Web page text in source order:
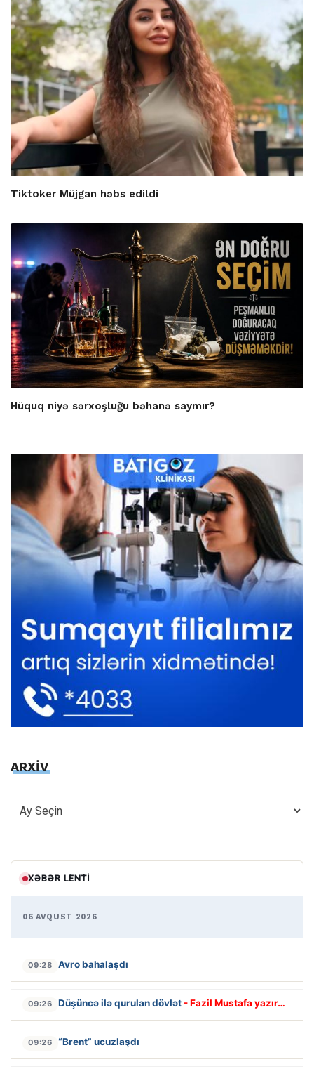
Tiktoker Müjgan həbs edildi
Hüquq niyə sərxoşluğu bəhanə saymır?
ARXİV
ARXİV
XƏBƏR LENTI
06 AVQUST 2026
09:28 Avro bahalaşdı
09:26 Düşüncə ilə qurulan dövlət - Fazil Mustafa yazır…
09:26 “Brent” ucuzlaşdı